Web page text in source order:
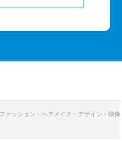
ァッション・ヘアメイク・デザイン・映